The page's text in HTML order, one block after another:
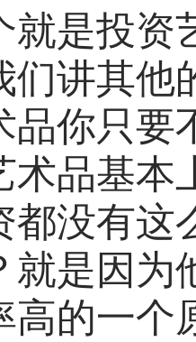
是投资
们讲其他
品你只要
术品基本
都没有这
就是因为
高的一个